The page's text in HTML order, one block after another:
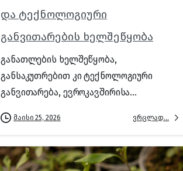
და ტექნოლოგიური
განვითარების ხელშეწყობა
განათლების ხელშეწყობა,
განსაკუთრებით კი ტექნოლოგიური
განვითარება, ევროკავშირისა...
მაისი 25, 2026 ვრცლად...